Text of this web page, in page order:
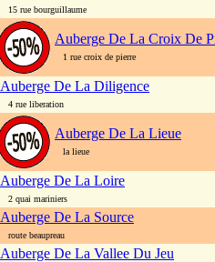
15 rue bourguillaume
Auberge De La Croix De
1 rue croix de pierre
Auberge De La Diligence
4 rue liberation
Auberge De La Lieue
la lieue
Auberge De La Loire
2 quai mariniers
Auberge De La Source
route beaupreau
Auberge De La Vallee Du Jeu